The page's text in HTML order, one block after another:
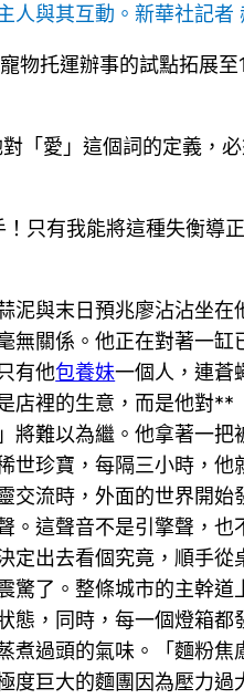
人與其互動。新華社記者
物托運辦事的試點拓展至
「愛」這個詞的定義，
只有我能將這種失衡導
與末日預兆廖沾沾坐在
無關係。他正在對著一缸
有他包養妹一個人，連蒼
店裡的生意，而是他對
將難以為繼。他拿著一把
世珍寶，每隔三小時，他
流時，外面的世界開始
這聲音不是引擎聲，也
出去看個究竟，順手從
驚了。整條城市的主幹道
態，同時，每一個燈箱都
過頭的氣味。「麵粉焦
度巨大的麵團因為壓力過